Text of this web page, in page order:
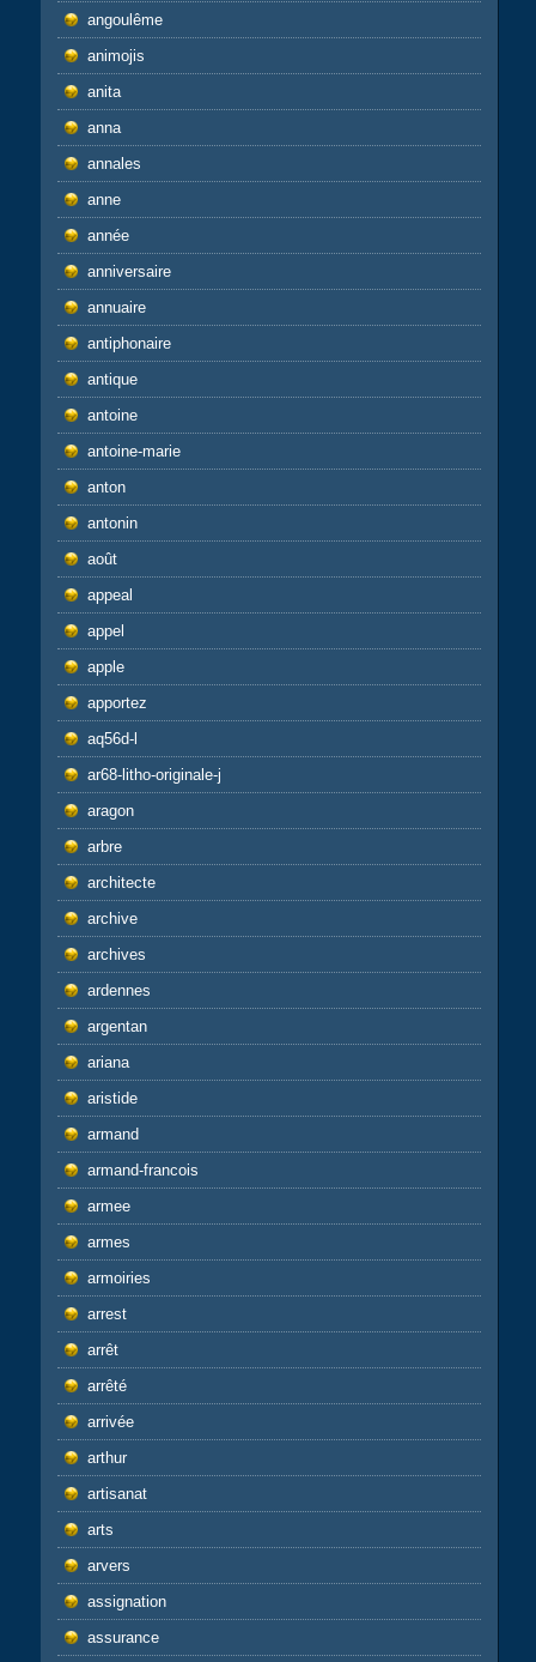
angoulême
animojis
anita
anna
annales
anne
année
anniversaire
annuaire
antiphonaire
antique
antoine
antoine-marie
anton
antonin
août
appeal
appel
apple
apportez
aq56d-l
ar68-litho-originale-j
aragon
arbre
architecte
archive
archives
ardennes
argentan
ariana
aristide
armand
armand-francois
armee
armes
armoiries
arrest
arrêt
arrêté
arrivée
arthur
artisanat
arts
arvers
assignation
assurance